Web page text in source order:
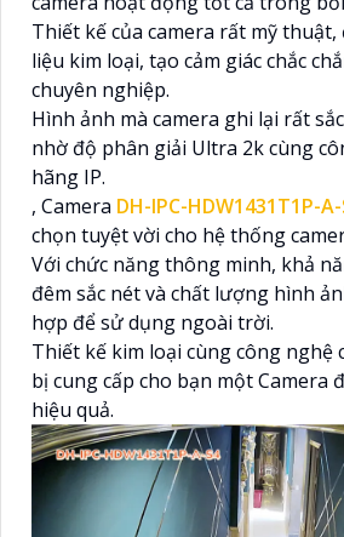
Thiết kế của camera rất mỹ
liệu kim loại, tạo cảm giác chắc
chuyên nghiệp.
Hình ảnh mà camera ghi lại rất
nhờ độ phân giải Ultra 2k cùng
hãng IP.
, Camera DH-IPC-HDW1431T1P-
chọn tuyệt vời cho hệ thống
Với chức năng thông minh, khả
đêm sắc nét và chất lượng hình
hợp để sử dụng ngoài trời.
Thiết kế kim loại cùng công nghệ
bị cung cấp cho bạn một Camera
hiệu quả.